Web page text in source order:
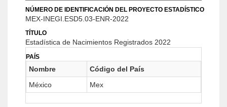
NÚMERO DE IDENTIFICACIÓN DEL PROYECTO ESTADÍSTICO
MEX-INEGI.ESD5.03-ENR-2022
TÍTULO
Estadística de Nacimientos Registrados 2022
PAÍS
Nombre
Código del País
México
Mex